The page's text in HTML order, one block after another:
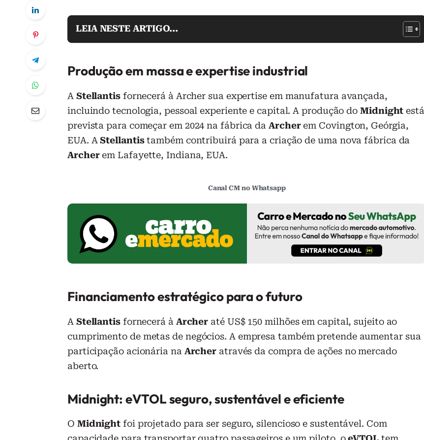
LEIA NESTE ARTIGO...
Produção em massa e expertise industrial
A Stellantisfornecerá à Archer sua expertise em manufatura avançada,
incluindo tecnologia, pessoal experiente e capital. A produção doMidnightestá
prevista para começar em 2024 na fábrica daArcherem Covington, Geórgia,
EUA. AStellantistambém contribuirá para a criação de uma nova fábrica da
Archerem Lafayette, Indiana, EUA.
Canal CM no Whatsapp
Financiamento estratégico para o futuro
A Stellantis fornecerá à Archer até US$ 150 milhões em capital, sujeito ao
cumprimento de metas de negócios. A empresa também pretende aumentar sua
participação acionária na Archer através da compra de ações no mercado
aberto.
Midnight: eVTOL seguro, sustentável e eficiente
O Midnightfoi projetado para ser seguro, silencioso e sustentável. Com